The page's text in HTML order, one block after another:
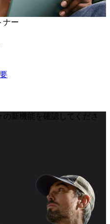
ナー
の新機能を確認してくださ